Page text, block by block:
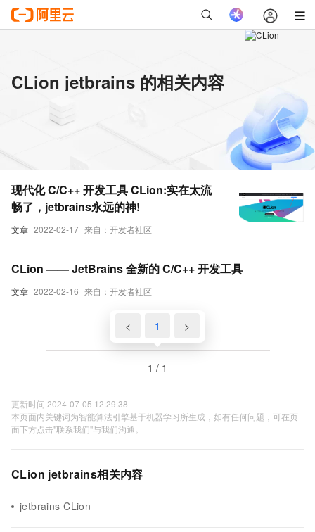
CLion jetbrains 的相关内容
文章 2022-02-17 来自：开发者社区
现代化 C/C++ 开发工具 CLion:实在太流
畅了，jetbrains永远的神!
文章 2022-02-16 来自：开发者社区
CLion —— JetBrains 全新的 C/C++ 开发工具
< 1 >
1 / 1
更新时间 2024-07-05 12:29:38
本页面内关键词为智能算法引擎基于机器学习所生成，如有任何问题，可在页
面下方点击"联系我们"与我们沟通。
CLion jetbrains相关内容
jetbrains CLion